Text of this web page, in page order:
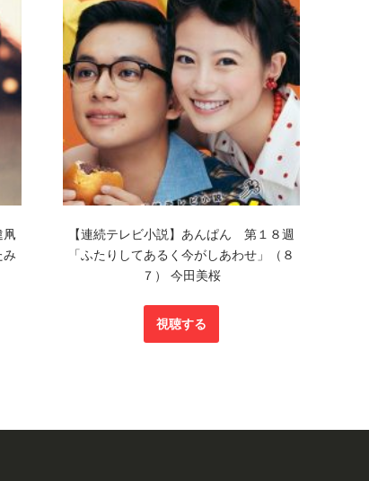
凧
み
【連続テレビ小説】あんぱん 第１８週
「ふたりしてあるく今がしあわせ」（８
７） 今田美桜
視聴する